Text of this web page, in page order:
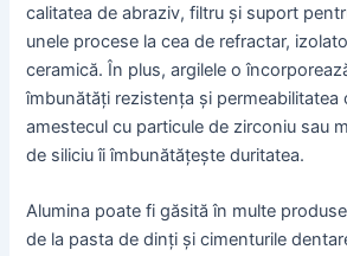
calitatea de abraziv, filtru și suport
unele procese la cea de refractar,
ceramică. În plus, argilele o
îmbunătăți rezistența și permeabilitatea
amestecul cu particule de zirconiu sau
de siliciu îi îmbunătățește duritatea.
Alumina poate fi găsită în multe
de la pasta de dinți și cimenturile